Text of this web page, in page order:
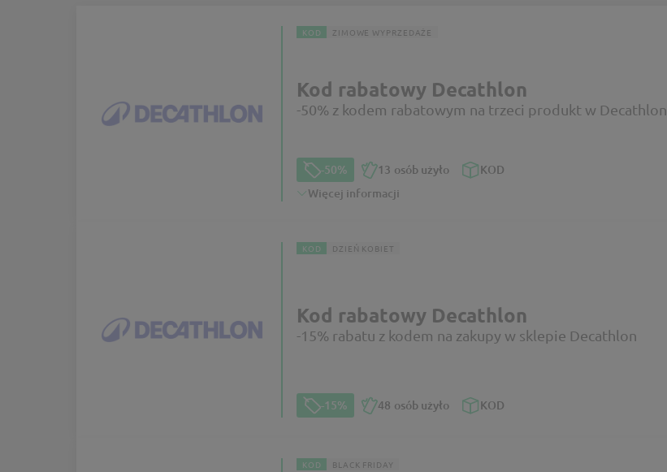
KOD ZIMOWE WYPRZEDAŻE
Kod rabatowy Decathlon
-50% z kodem rabatowym na trzeci produkt w Decathlon
-50% 13 osób użyło
KOD
Więcej informacji
KOD DZIEŃ KOBIET
Kod rabatowy Decathlon
-15% rabatu z kodem na zakupy w sklepie Decathlon
-15% 48 osób użyło KOD
KOD BLACK FRIDAY